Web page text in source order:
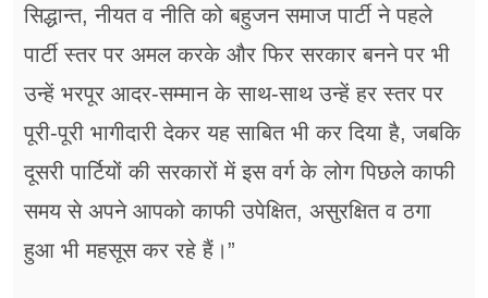
सिद्धान्त, नीयत व नीति को बहुजन समाज पार्टी ने पहले
पार्टी स्तर पर अमल करके और फिर सरकार बनने पर भी
उन्हें भरपूर आदर-सम्मान के साथ-साथ उन्हें हर स्तर पर
पूरी-पूरी भागीदारी देकर यह साबित भी कर दिया है, जबकि
दूसरी पार्टियों की सरकारों में इस वर्ग के लोग पिछले काफी
समय से अपने आपको काफी उपेक्षित, असुरक्षित व ठगा
हुआ भी महसूस कर रहे हैं।”